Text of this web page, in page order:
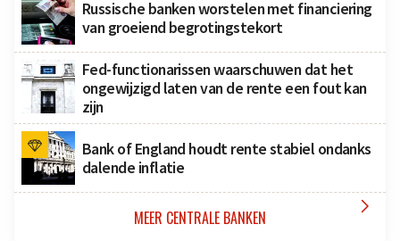
Russische banken worstelen met financiering
van groeiend begrotingstekort
Fed-functionarissen waarschuwen dat het
ongewijzigd laten van de rente een fout kan
zijn
Bank of England houdt rente stabiel ondanks
dalende inflatie
MEER CENTRALE BANKEN 